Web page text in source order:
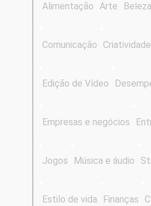
Alimentação Arte Beleza
Comunicação Criatividade
Edição de Vídeo
Empresas e negócios
Jogos Música e áudio
Estilo de vida Finanças